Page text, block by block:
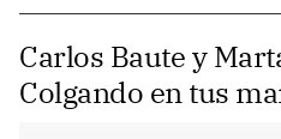
Carlos Baute y
Colgando en tus